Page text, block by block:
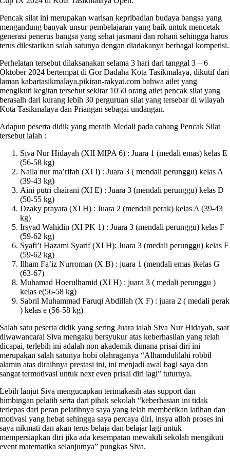
Pencak silat ini merupakan warisan kepribadian budaya bangsa yang
mengandung banyak unsur pembelajaran yang baik untuk mencetak
generasi penerus bangsa yang sehat jasmani dan rohani sehingga harus
terus dilestarikan salah satunya dengan diadakanya berbagai kompetisi.
Perhelatan tersebut dilaksanakan selama 3 hari dari tanggal 3 – 6
Oktober 2024 bertempat di Gor Dadaha Kota Tasikmalaya, dikutif dari
laman kabartasikmalaya.pikiran-rakyat.com bahwa atlet yang
mengikuti kegitan tersebut sekitar 1050 orang atlet pencak silat yang
berasalh dari kurang lebih 30 perguruan silat yang tersebar di wilayah
Kota Tasikmalaya dan Priangan sebagai undangan.
Adapun peserta didik yang meraih Medali pada cabang Pencak Silat
tersebut ialah :
Siva Nur Hidayah (XII MIPA 6) : Juara 1 (medali emas) kelas E
(56-58 kg)
Naila nur ma’rifah (XI I) : Juara 3 ( mendali perunggu) kelas A
(39-43 kg)
Aini putri chairani (XI E) : Juara 3 (mendali perunggu) kelas D
(50-55 kg)
Dzaky prayata (XI H) : Juara 2 (mendali perak) kelas A (39-43
kg)
Irsyad Wahidin (XI PK 1) : Juara 3 (mendali perunggu) kelas F
(59-62 kg)
Syafi’i Hazami Syarif (XI H): Juara 3 (medali perunggu) kelas F
(59-62 kg)
Ilham Fa’iz Nurroman (X B) : juara 1 (mendali emas )kelas G
(63-67)
Muhamad Hoerulhamid (XI H) : juara 3 ( medali perunggu )
kelas e(56-58 kg)
Sabril Muhammad Faruqi Abdillah (X F) : juara 2 ( medali perak
) kelas e (56-58 kg)
Salah satu peserta didik yang sering Juara ialah Siva Nur Hidayah, saat
diwawancarai Siva mengaku bersyukur atas keberhasilan yang telah
dicapai, terlebih ini adalah non akademik dimana prisai diri ini
merupakan salah satunya hobi olahraganya “Alhamdulilahi robbil
alamin atas diraihnya prestasi ini, ini menjadi awal bagi saya dan
sangat termotivasi untuk next even prisai diri lagi” tuturnya.
Lebih lanjut Siva mengucapkan terimakasih atas support dan
bimbingan pelatih serta dari pihak sekolah “keberhasian ini tidak
terlepas dari peran pelatihnya saya yang telah memberikan latihan dan
motivasi yang hebat sehingga saya percaya diri, insya alloh proses ini
saya nikmati dan akan terus belaja dan belajar lagi untuk
mempersiapkan diri jika ada kesempatan mewakili sekolah mengikuti
event matematika selanjutnya” pungkas Siva.